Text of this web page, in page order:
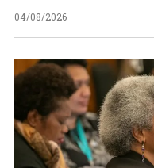
04/08/2026